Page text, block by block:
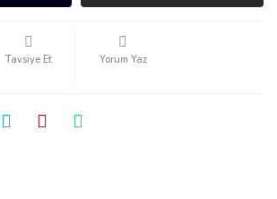
Tavsiye Et Yorum Yaz